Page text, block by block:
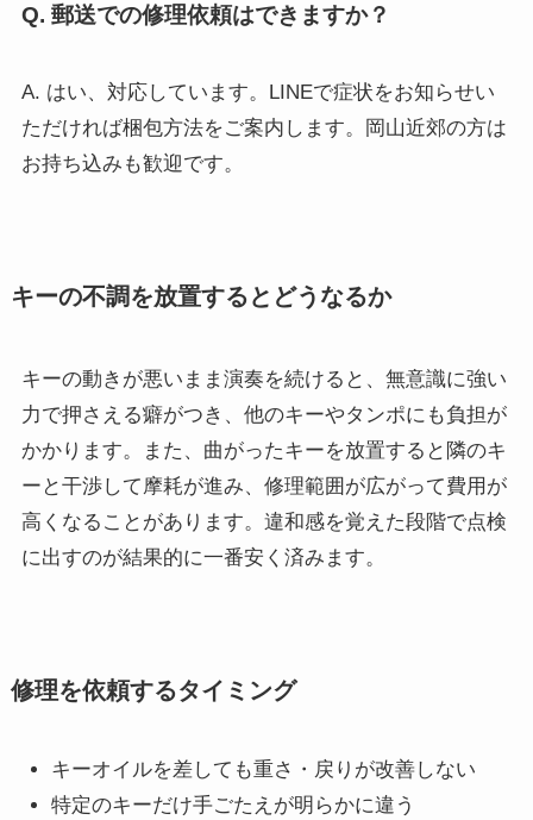
Q. 郵送での修理依頼はできますか？
A. はい、対応しています。LINEで症状をお知らせい
ただければ梱包方法をご案内します。岡山近郊の方は
お持ち込みも歓迎です。
キーの不調を放置するとどうなるか
キーの動きが悪いまま演奏を続けると、無意識に強い
力で押さえる癖がつき、他のキーやタンポにも負担が
かかります。また、曲がったキーを放置すると隣のキ
ーと干渉して摩耗が進み、修理範囲が広がって費用が
高くなることがあります。違和感を覚えた段階で点検
に出すのが結果的に一番安く済みます。
修理を依頼するタイミング
キーオイルを差しても重さ・戻りが改善しない
特定のキーだけ手ごたえが明らかに違う